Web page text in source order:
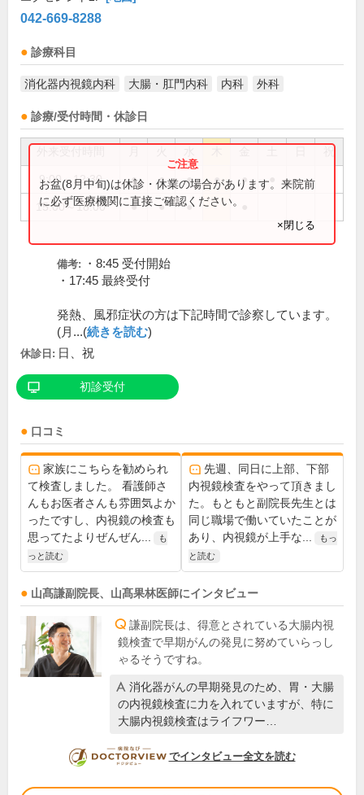
042-669-8288
診療科目
消化器内視鏡内科 大腸・肛門内科 内科 外科
診療/受付時間・休診日
9:00～12:30 ● ● ● ● ●
15:00～18:00 ● ● ●
お盆(8月中旬)は休診・休業の場合があります。来院前
に必ず医療機関に直接ご確認ください。
×閉じる
備考:
・8:45 受付開始
・17:45 最終受付
発熱、風邪症状の方は下記時間で診察しています。
(月...(続きを読む)
休診日: 日、祝
初診受付
口コミ
家族にこちらを勧められ
て検査しました。 看護師さ
んもお医者さんも雰囲気よか
ったですし、内視鏡の検査も
思ってたよりぜんぜん...
も
っと読む
先週、同日に上部、下部
内視鏡検査をやって頂きまし
た。もともと副院長先生とは
同じ職場で働いていたことが
あり、内視鏡が上手な...
もっ
と読む
山髙謙副院長、 山髙果林 医師にインタビュー
謙副院長は、得意とされている大腸内視
鏡検査で早期がんの発見に努めていらっし
ゃるそうですね。
消化器がんの早期発見のため、胃・大腸
の内視鏡検査に力を入れていますが、特に
大腸内視鏡検査はライフワー…
DOCTORVIEW
でインタビュー全文を読む